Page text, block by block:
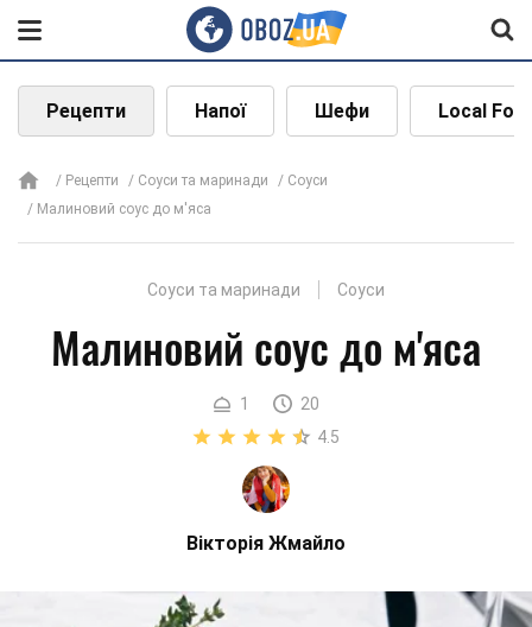
Рецепти Напої Шефи Local
Рецепти Соуси та маринади
Соуси
Малиновий соус до м'яса
Соуси та маринади Соуси
Малиновий соус до м'яса
1
20
4.5
Вікторія Жмайло